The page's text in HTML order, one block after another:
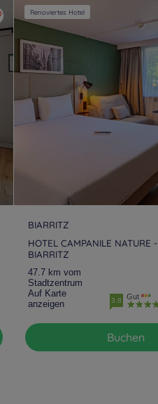
Renoviertes Hotel
BIARRITZ
HOTEL CAMPANILE NATURE -
BIARRITZ
47.7 km vom
Stadtzentrum
Auf Karte
anzeigen
3.8 Gut
Buchen